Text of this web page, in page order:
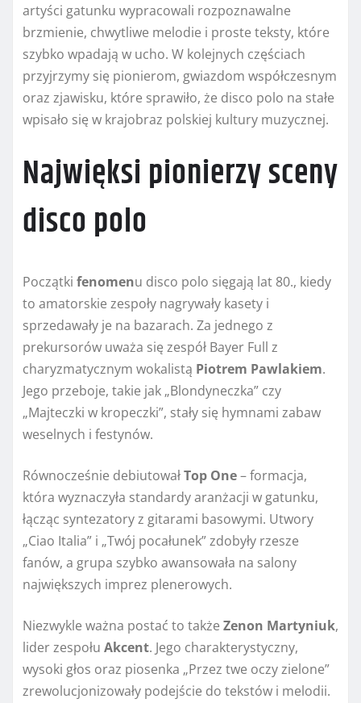
artyści gatunku wypracowali rozpoznawalne
brzmienie, chwytliwe melodie i proste teksty, które
szybko wpadają w ucho. W kolejnych częściach
przyjrzymy się pionierom, gwiazdom współczesnym
oraz zjawisku, które sprawiło, że disco polo na stałe
wpisało się w krajobraz polskiej kultury muzycznej.
Najwięksi pionierzy sceny
disco polo
Początki fenomenu disco polo sięgają lat 80., kiedy
to amatorskie zespoły nagrywały kasety i
sprzedawały je na bazarach. Za jednego z
prekursorów uważa się zespół Bayer Full z
charyzmatycznym wokalistą Piotrem Pawlakiem.
Jego przeboje, takie jak „Blondyneczka” czy
„Majteczki w kropeczki”, stały się hymnami zabaw
weselnych i festynów.
Równocześnie debiutowałTop One– formacja,
która wyznaczyła standardy aranżacji w gatunku,
łącząc syntezatory z gitarami basowymi. Utwory
„Ciao Italia” i „Twój pocałunek” zdobyły rzesze
fanów, a grupa szybko awansowała na salony
największych imprez plenerowych.
Niezwykle ważna postać to także Zenon Martyniuk,
lider zespołu Akcent. Jego charakterystyczny,
wysoki głos oraz piosenka „Przez twe oczy zielone”
zrewolucjonizowały podejście do tekstów i melodii.